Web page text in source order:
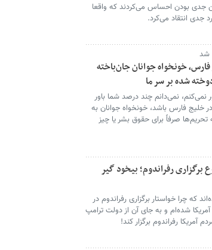
جدی بودن احساس می‌کردند که واقعا
جدی انتقاد می‌کرد.
شد
خونخواه جوانان جان‌باخته
شده بر سر ما
نمی‌دانم چند درصد شما باور
خلیج فارس باشد، خونخواه جوانان به
صرفاً برای حقوق بشر یا چیز
برگزاری رفراندوم؛ بیخود گیر
که چرا خواستار برگزاری رفراندوم در
شده‌ام و به جای آن از دولت ترامپ
آمریکا رفراندوم برگزار کند!